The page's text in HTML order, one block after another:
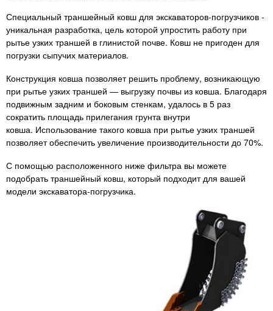
Специальный траншейный ковш для экскаваторов-погрузчиков -
уникальная разработка, цель которой упростить работу при
рытье узких траншей в глинистой почве. Ковш не пригоден для
погрузки сыпучих материалов.
Конструкция ковша позволяет решить проблему, возникающую
при рытье узких траншей ― выгрузку почвы из ковша. Благодаря
подвижным задним и боковым стенкам, удалось в 5 раз
сократить площадь прилегания грунта внутри
ковша. Использование такого ковша при рытье узких траншей
позволяет обеспечить увеличение производительности до 70%.
С помощью расположенного ниже фильтра вы можете
подобрать траншейный ковш, который подходит для вашей
модели экскаватора-погрузчика.